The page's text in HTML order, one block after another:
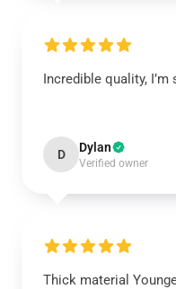
Incredible quality,
D Dylan
Verified owner
Thick material